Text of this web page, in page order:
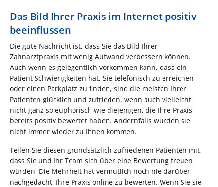
Das Bild Ihrer Praxis im Internet positiv
beeinflussen
Die gute Nachricht ist, dass Sie das Bild Ihrer
Zahnarztpraxis mit wenig Aufwand verbessern können.
Auch wenn es gelegentlich vorkommen kann, dass ein
Patient Schwierigkeiten hat, Sie telefonisch zu erreichen
oder einen Parkplatz zu finden, sind die meisten Ihrer
Patienten glücklich und zufrieden, wenn auch vielleicht
nicht ganz so euphorisch wie diejenigen, die Ihre Praxis
bereits positiv bewertet haben. Andernfalls würden sie
nicht immer wieder zu Ihnen kommen.
Teilen Sie diesen grundsätzlich zufriedenen Patienten mit,
dass Sie und Ihr Team sich über eine Bewertung freuen
würden. Die Mehrheit hat vermutlich noch nie darüber
nachgedacht, Ihre Praxis online zu bewerten. Wenn Sie sie